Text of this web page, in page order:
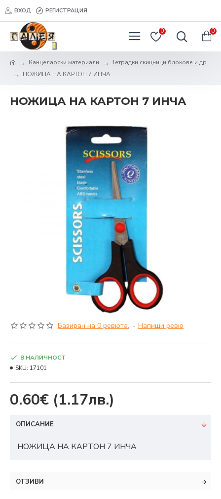
ВХОД РЕГИСТРАЦИЯ
0 0
Канцеларски материали
Тетрадки,скицници,блокове и др.
НОЖИЦА НА КАРТОН 7 ИНЧА
НОЖИЦА НА КАРТОН 7 ИНЧА
Базиран на 0 ревюта. - Напиши ревю
0.60€ (1.17лв.)
В НАЛИЧНОСТ
SKU: 17101
ОПИСАНИЕ
НОЖИЦА НА КАРТОН 7 ИНЧА
ОТЗИВИ